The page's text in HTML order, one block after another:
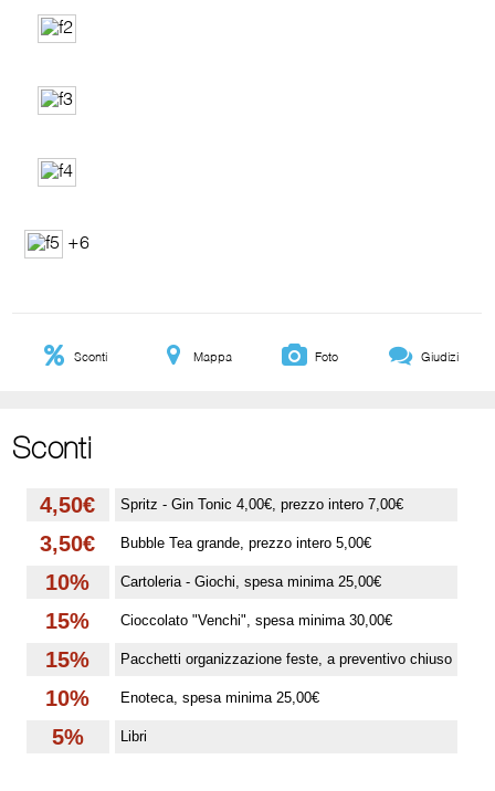
+6
Sconti Mappa Foto Giudizi
Sconti
4,50€ Spritz - Gin Tonic 4,00€, prezzo intero 7,00€
3,50€ Bubble Tea grande, prezzo intero 5,00€
10% Cartoleria - Giochi, spesa minima 25,00€
15% Cioccolato "Venchi", spesa minima 30,00€
15% Pacchetti organizzazione feste, a preventivo chiuso
10% Enoteca, spesa minima 25,00€
5% Libri